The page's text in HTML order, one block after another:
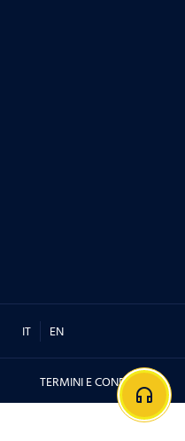
IT EN
TERMINI E CONDIZIONI
headphones